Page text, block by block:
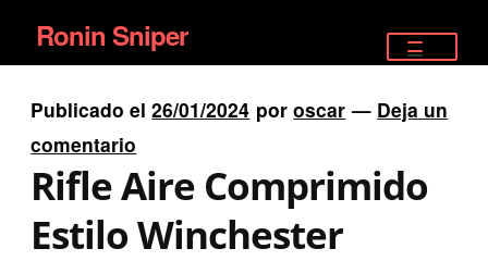
Ir
a
la
navegación
Ir
al
contenido
Ronin Sniper
PISTOLAS
RIFLES DEPORTIVOS
Publicado el26/01/2024 poroscar — Deja un
comentario
Rifle Aire Comprimido
Estilo Winchester